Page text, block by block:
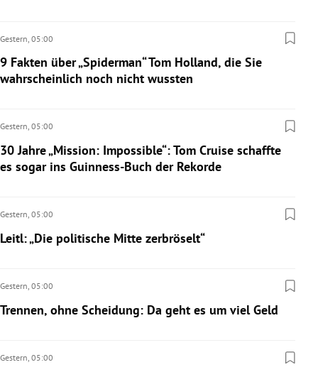
Gestern, 05:00
9 Fakten über „Spiderman“ Tom Holland, die Sie
wahrscheinlich noch nicht wussten
Gestern, 05:00
30 Jahre „Mission: Impossible“: Tom Cruise schaffte
es sogar ins Guinness-Buch der Rekorde
Gestern, 05:00
Leitl: „Die politische Mitte zerbröselt“
Gestern, 05:00
Trennen, ohne Scheidung: Da geht es um viel Geld
Gestern, 05:00